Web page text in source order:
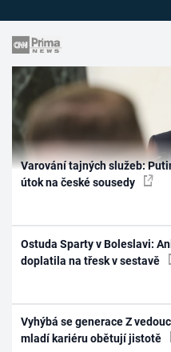
Varování tajných služeb:
útok na české sousedy
Ostuda Sparty v Boleslavi:
doplatila na třesk v sestavě
Vyhýbá se generace Z
mladí kariéru obětují jistotě